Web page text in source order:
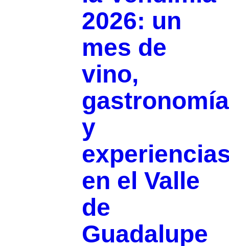
2026: un
mes de
vino,
gastronomía
y
en el Valle
de
Guadalupe